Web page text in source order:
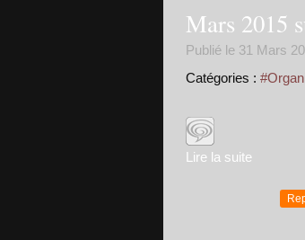
Mars 2015
Publié le 31 Mars
Catégories :
Lire la suite